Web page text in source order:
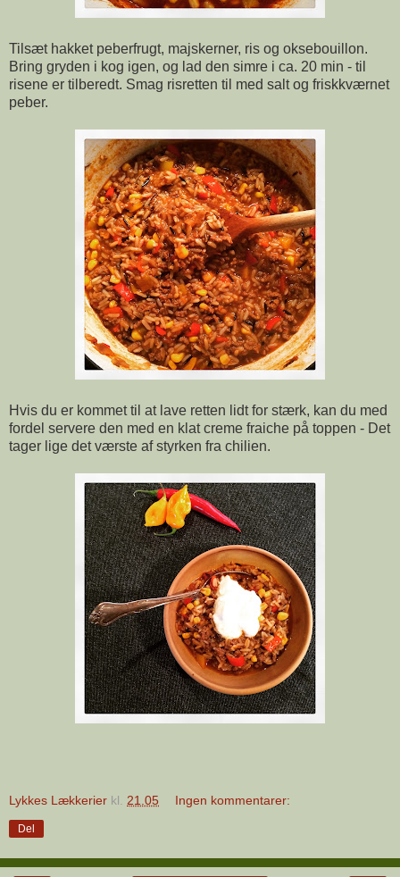
Tilsæt hakket peberfrugt, majskerner, ris og oksebouillon.
Bring gryden i kog igen, og lad den simre i ca. 20 min - til
risene er tilberedt. Smag risretten til med salt og friskkværnet
peber.
Hvis du er kommet til at lave retten lidt for stærk, kan du med
fordel servere den med en klat creme fraiche på toppen - Det
tager lige det værste af styrken fra chilien.
Lykkes Lækkerier kl. 21.05 Ingen kommentarer:
Del